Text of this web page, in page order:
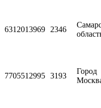
6312013969 2346
7705512995 3193
Город